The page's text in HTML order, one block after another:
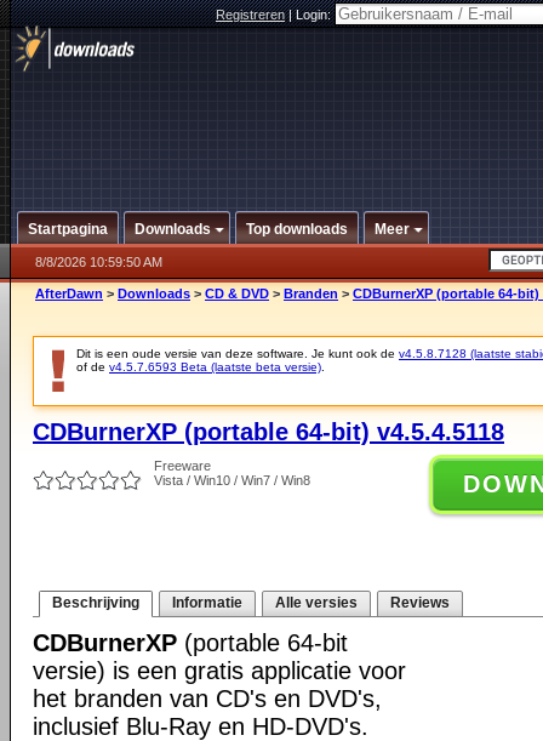
Registreren|Login:
Startpagina Downloads Top downloads Meer
8/8/2026 10:59:50 AM
AfterDawn > Downloads > CD & DVD > Branden > CDBurnerXP (portable 64-bit)
Dit is een oude versie van deze software. Je kunt ook de v4.5.8.7128 (laatste
of de v4.5.7.6593 Beta (laatste beta versie)
CDBurnerXP (portable 64-bit) v4.5.4.5118
Freeware
Vista / Win10 / Win7 / Win8
Beschrijving Informatie Alle versies Reviews
CDBurnerXP (portable 64-bit
versie) is een gratis applicatie voor
het branden van CD's en DVD's,
inclusief Blu-Ray en HD-DVD's.